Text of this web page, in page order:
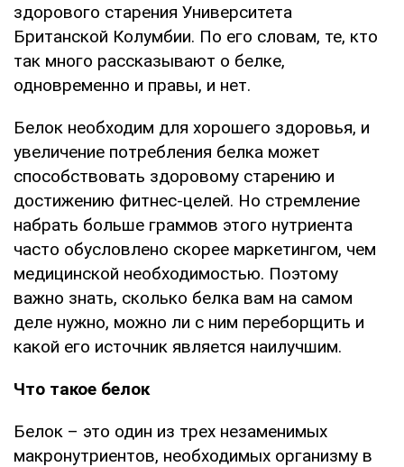
здорового старения Университета
Британской Колумбии. По его словам, те, кто
так много рассказывают о белке,
одновременно и правы, и нет.
Белок необходим для хорошего здоровья, и
увеличение потребления белка может
способствовать здоровому старению и
достижению фитнес-целей. Но стремление
набрать больше граммов этого нутриента
часто обусловлено скорее маркетингом, чем
медицинской необходимостью. Поэтому
важно знать, сколько белка вам на самом
деле нужно, можно ли с ним переборщить и
какой его источник является наилучшим.
Что такое белок
Белок – это один из трех незаменимых
макронутриентов, необходимых организму в